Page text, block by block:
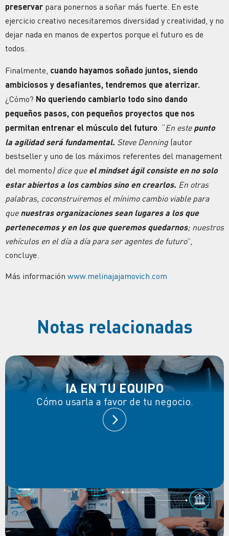
preservar para ponernos a soñar más fuerte. En este
ejercicio creativo necesitaremos diversidad y creatividad, y no
dejar nada en manos de expertos porque el futuro es de
todos.
Finalmente, cuando hayamos soñado juntos, siendo
ambiciosos y desafiantes, tendremos que aterrizar.
¿Cómo? No queriendo cambiarlo todo sino dando
pequeños pasos, con pequeños proyectos que nos
permitan entrenar el músculo del futuro . “En este punto
la agilidad será fundamental. Steve Denning (autor
bestseller y uno de los máximos referentes del management
del momento) dice que el mindset ágil consiste en no solo
estar abiertos a los cambios sino en crearlos. En otras
palabras, coconstruiremos el mínimo cambio viable para
que nuestras organizaciones sean lugares a los que
pertenecemos y en los que queremos quedarnos; nuestros
vehículos en el día a día para ser agentes de futuro”,
concluye.
Más información www.melinajajamovich.com
Notas relacionadas
IA EN TU EQUIPO
Cómo usarla a favor de tu negocio.